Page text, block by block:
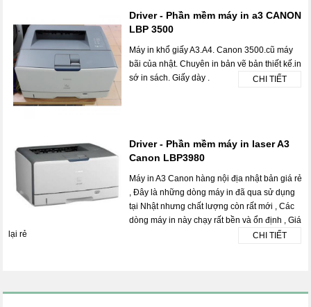
Driver - Phần mềm máy in a3 CANON
LBP 3500
Máy in khổ giấy A3.A4. Canon 3500.cũ máy
bãi của nhật. Chuyên in bản vẽ bản thiết kế.in
sớ in sách. Giấy dày .
CHI TIẾT
Driver - Phần mềm máy in laser A3
Canon LBP3980
Máy in A3 Canon hàng nội địa nhật bản giá rẻ
, Đây là những dòng máy in đã qua sử dụng
tại Nhật nhưng chất lượng còn rất mới , Các
dòng máy in này chạy rất bền và ổn định , Giá
lại rẻ
CHI TIẾT